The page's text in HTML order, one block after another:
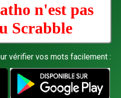
n'est pas
Scrabble
vérifier vos mots facilement :